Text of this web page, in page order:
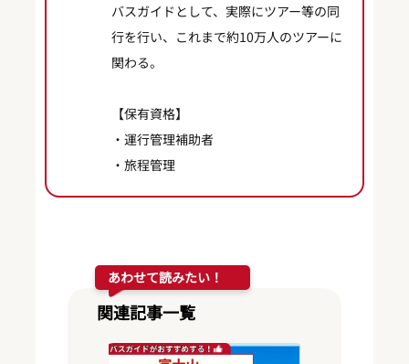
バスガイドとして、実際にツアー等の同
行を行い、これまで約10万人のツアーに
関わる。
【保有資格】
・運行管理補助者
・旅程管理
関連記事一覧
あわせて読みたい！